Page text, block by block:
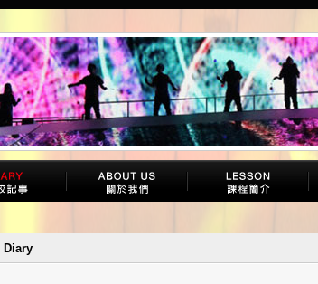
Diary